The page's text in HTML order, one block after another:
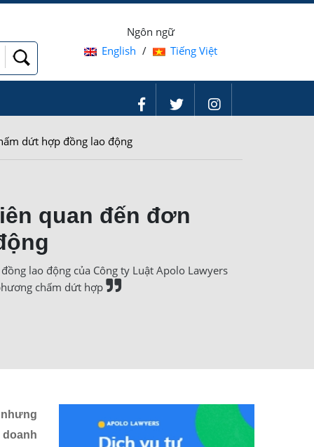
Ngôn ngữ
English / Tiếng Việt
dứt hợp đồng lao động
quan đến đơn
lao động của Công ty Luật Apolo Lawyers
chấm dứt hợp